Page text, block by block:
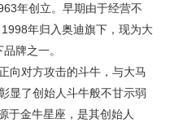
年创立。早期由于经营不
年归入奥迪旗下，现为大
牌之一。
向对方攻击的斗牛，与大马
显了创始人斗牛般不甘示弱
于金牛星座，是其创始人